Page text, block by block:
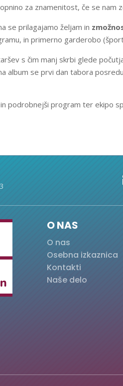
za znamenitost, če se nam
se prilagajamo željam in
in primerno garderobo
s čim manj skrbi glede
album se prvi dan tabora
podrobnejši program ter ekipo
O NAS
O nas
Osebna izkaznica
Kontakti
Naše delo